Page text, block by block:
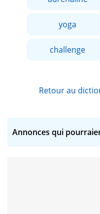
yoga
challenge
Retour au
Annonces qui